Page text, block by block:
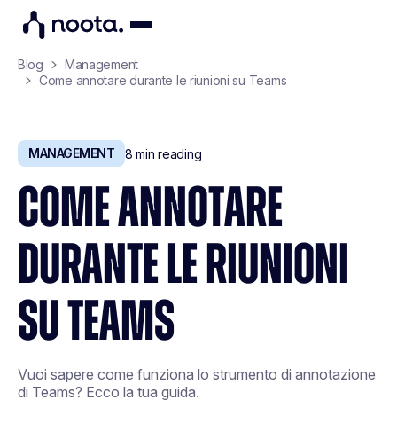
Blog
Management
Come annotare durante le riunioni su Teams
MANAGEMENT 8 min reading
COME ANNOTARE
DURANTE LE RIUNIONI
SU TEAMS
Vuoi sapere come funziona lo strumento di annotazione
di Teams? Ecco la tua guida.